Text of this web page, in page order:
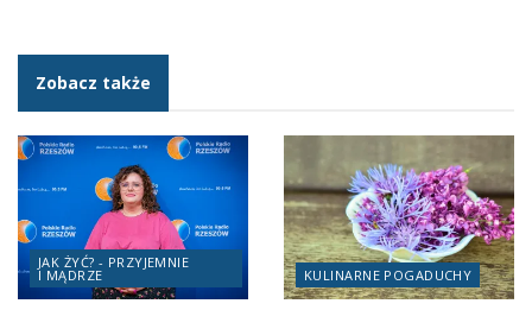
Zobacz także
JAK ŻYĆ? - PRZYJEMNIE
I MĄDRZE KULINARNE POGADUCHY